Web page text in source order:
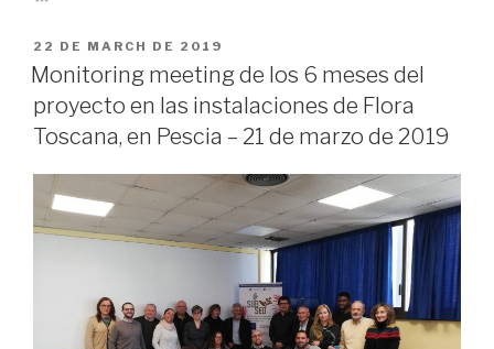
PUBLICADO
EN
22 DE MARCH DE 2019
Monitoring meeting de los 6 meses del
proyecto en las instalaciones de Flora
Toscana, en Pescia – 21 de marzo de 2019